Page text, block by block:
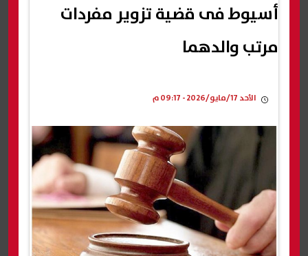
أسيوط فى قضية تزوير مفردات
مرتب والدهما
الأحد 17/مايو/2026 - 09:17 م